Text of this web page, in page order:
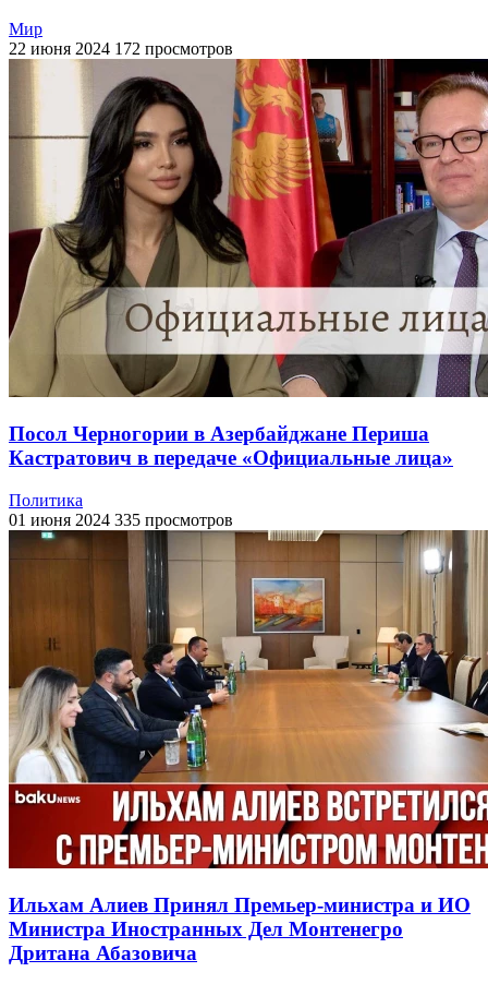
Мир
22 июня 2024 172 просмотров
Посол Черногории в Азербайджане Периша
Кастратович в передаче «Официальные лица»
Политика
01 июня 2024 335 просмотров
Ильхам Алиев Принял Премьер-министра и ИО
Министра Иностранных Дел Монтенегро
Дритана Абазовича